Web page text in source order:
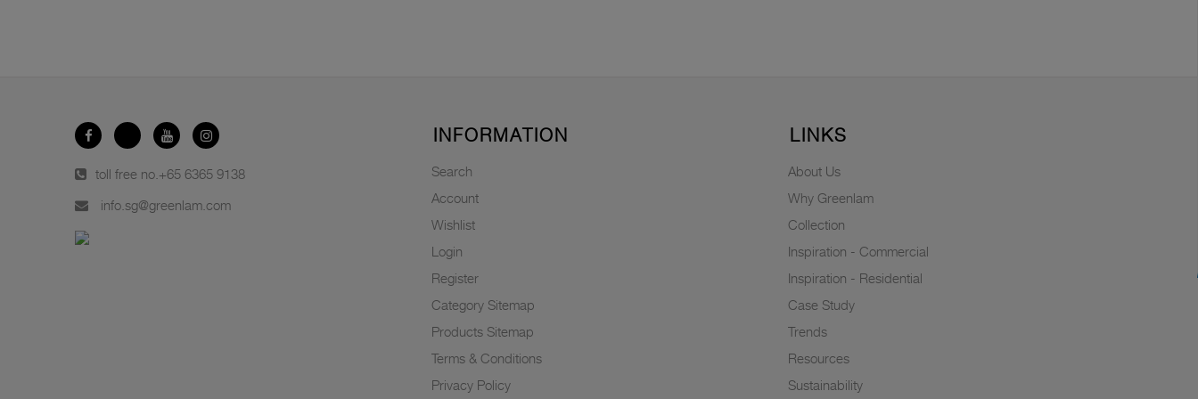
toll free no. +65 6365 9138
info.sg@greenlam.com
INFORMATION
Search
Account
Wishlist
Login
Register
Category Sitemap
Products Sitemap
Terms & Conditions
Privacy Policy
LINKS
About Us
Why Greenlam
Collection
Inspiration - Commercial
Inspiration - Residential
Case Study
Trends
Resources
Sustainability